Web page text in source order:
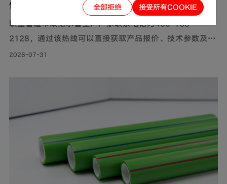
何获取产品报价？
联塑管道市政给水管生产厂家联系电话为400-168-
2128，通过该热线可以直接获取产品报价、技术参数及供
货信息。此外，还可通过官网及微信公众号获取产品报价
2026-07-31
全部拒绝
接受所有COOKIE